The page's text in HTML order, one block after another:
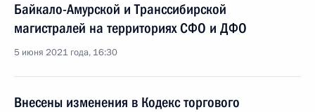
Байкало-Амурской и Транссибирской
магистралей на территориях СФО и ДФО
5 июня 2021 года, 16:30
Внесены изменения в Кодекс торгового